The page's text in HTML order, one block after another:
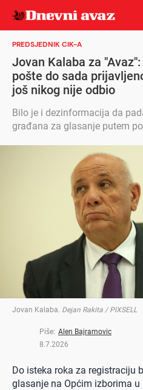
PREDSJEDNIK CIK-A
Jovan Kalaba za
pošte do sada
još nikog nije odbio
Bilo je i dezinformacija da
građana za glasanje putem
Jovan Kalaba. Dejan Rakita / PIXSELL
Piše: Alen Bajramovic
8.7.2026
Do isteka roka za registraciju
glasanje na Općim izborima u